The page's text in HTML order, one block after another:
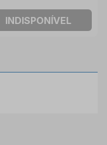
INDISPONÍVEL